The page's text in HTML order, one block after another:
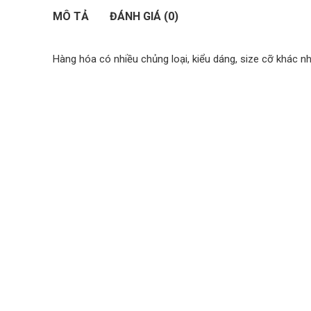
MÔ TẢ ĐÁNH GIÁ (0)
Hàng hóa có nhiều chủng loại, kiểu dáng, size cỡ khác